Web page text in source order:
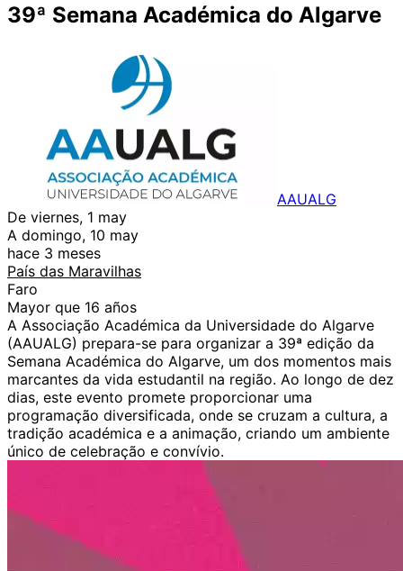
39ª Semana Académica do Algarve
AAUALG
De viernes, 1 may
A domingo, 10 may
hace 3 meses
País das Maravilhas
Faro
Mayor que 16 años
A Associação Académica da Universidade do Algarve
(AAUALG) prepara-se para organizar a 39ª edição da
Semana Académica do Algarve, um dos momentos mais
marcantes da vida estudantil na região. Ao longo de dez
dias, este evento promete proporcionar uma
programação diversificada, onde se cruzam a cultura, a
tradição académica e a animação, criando um ambiente
único de celebração e convívio.